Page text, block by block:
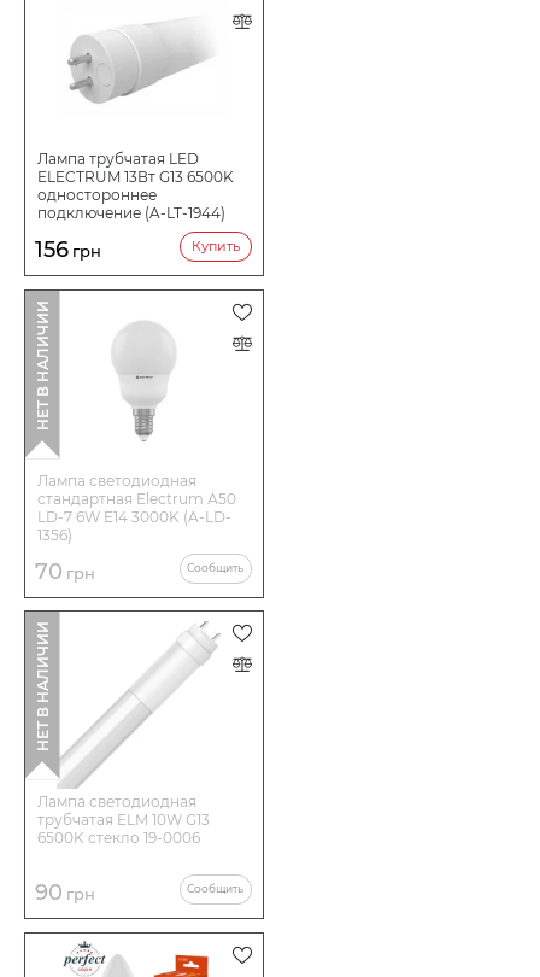
Лампа трубчатая LED
ELECTRUM 13Вт G13 6500K
одностороннее
подключение (A-LT-1944)
156 грн Купить
Лампа светодиодная
стандартная Electrum А50
LD-7 6W E14 3000K (A-LD-
1356)
70 грн Сообщить
НЕТ В НАЛИЧИИ
Лампа светодиодная
трубчатая ELM 10W G13
6500K стекло 19-0006
90 грн Сообщить
НЕТ В НАЛИЧИИ